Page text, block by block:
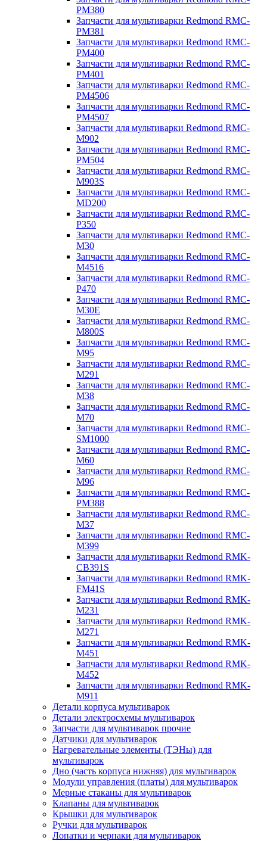
PM380
Запчасти для мультиварки Redmond RMC-
PM381
Запчасти для мультиварки Redmond RMC-
PM400
Запчасти для мультиварки Redmond RMC-
PM401
Запчасти для мультиварки Redmond RMC-
PM4506
Запчасти для мультиварки Redmond RMC-
PM4507
Запчасти для мультиварки Redmond RMC-
M902
Запчасти для мультиварки Redmond RMC-
PM504
Запчасти для мультиварки Redmond RMC-
M903S
Запчасти для мультиварки Redmond RMC-
MD200
Запчасти для мультиварки Redmond RMC-
P350
Запчасти для мультиварки Redmond RMC-
M30
Запчасти для мультиварки Redmond RMC-
M4516
Запчасти для мультиварки Redmond RMC-
P470
Запчасти для мультиварки Redmond RMC-
M30E
Запчасти для мультиварки Redmond RMC-
M800S
Запчасти для мультиварки Redmond RMC-
M95
Запчасти для мультиварки Redmond RMC-
M291
Запчасти для мультиварки Redmond RMC-
M38
Запчасти для мультиварки Redmond RMC-
M70
Запчасти для мультиварки Redmond RMC-
SM1000
Запчасти для мультиварки Redmond RMC-
M60
Запчасти для мультиварки Redmond RMC-
M96
Запчасти для мультиварки Redmond RMC-
PM388
Запчасти для мультиварки Redmond RMC-
M37
Запчасти для мультиварки Redmond RMC-
M399
Запчасти для мультиварки Redmond RMK-
CB391S
Запчасти для мультиварки Redmond RMK-
FM41S
Запчасти для мультиварки Redmond RMK-
M231
Запчасти для мультиварки Redmond RMK-
M271
Запчасти для мультиварки Redmond RMK-
M451
Запчасти для мультиварки Redmond RMK-
M452
Запчасти для мультиварки Redmond RMK-
M911
Детали корпуса мультиварок
Детали электросхемы мультиварок
Запчасти для мультиварок прочие
Датчики для мультиварок
Нагревательные элементы (ТЭНы) для
мультиварок
Дно (часть корпуса нижняя) для мультиварок
Модули управления (платы) для мультиварок
Мерные стаканы для мультиварок
Клапаны для мультиварок
Крышки для мультиварок
Ручки для мультиварок
Лопатки и черпаки для мультиварок